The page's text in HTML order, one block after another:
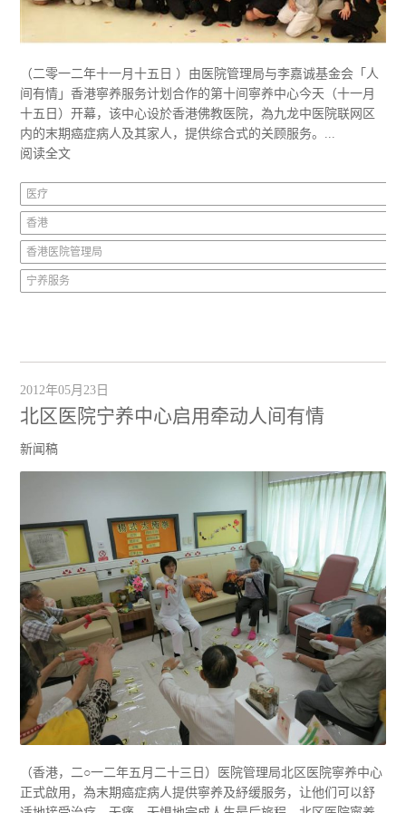
（二零一二年十一月十五日 ）由医院管理局与李嘉诚基金会「人
间有情」香港寧养服务计划合作的第十间寧养中心今天（十一月
十五日）开幕，该中心设於香港佛教医院，為九龙中医院联网区
内的末期癌症病人及其家人，提供综合式的关顾服务。...
阅读全文
医疗
香港
香港医院管理局
宁养服务
2012年05月23日
北区医院宁养中心启用牵动人间有情
新闻稿
（香港，二○一二年五月二十三日）医院管理局北区医院寧养中心
正式啟用，為末期癌症病人提供寧养及紓缓服务，让他们可以舒